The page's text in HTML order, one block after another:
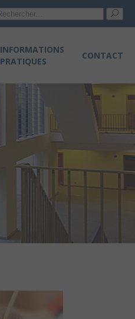
INFORMATIONS
PRATIQUES
CONTACT